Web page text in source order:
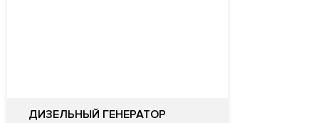
ДИЗЕЛЬНЫЙ ГЕНЕРАТОР